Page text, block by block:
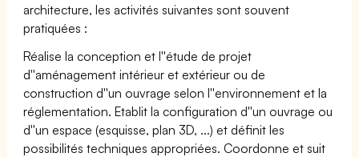
architecture, les activités suivantes sont souvent
pratiquées :
Réalise la conception et l''étude de projet
d''aménagement intérieur et extérieur ou de
construction d''un ouvrage selon l''environnement et la
réglementation. Etablit la configuration d''un ouvrage ou
d''un espace (esquisse, plan 3D, ...) et définit les
possibilités techniques appropriées. Coordonne et suit